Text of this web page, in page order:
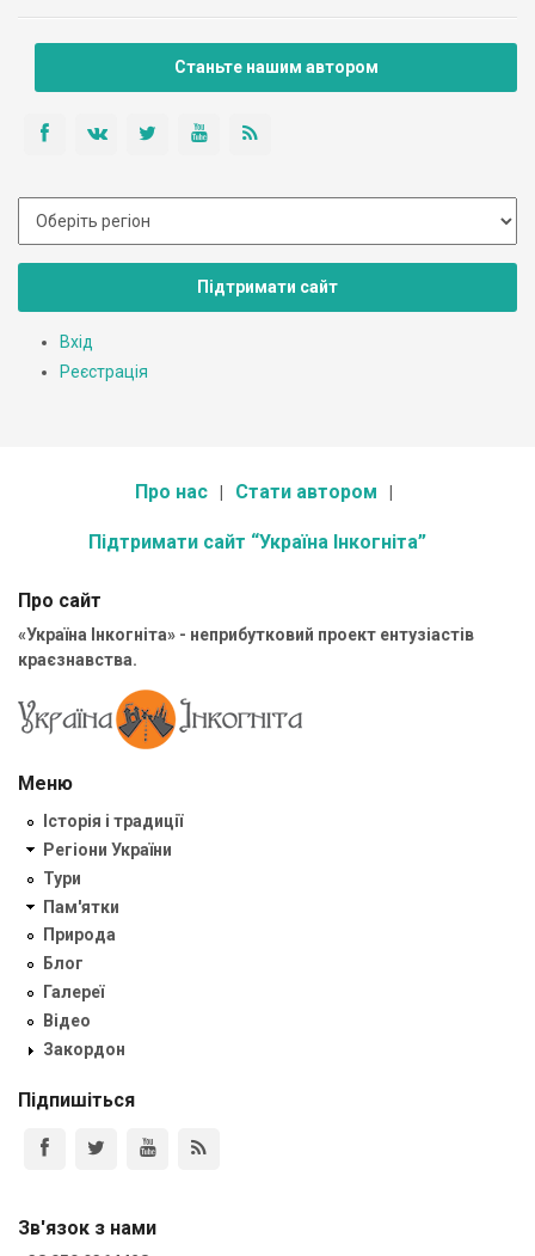
Станьте нашим автором
Підтримати сайт
Вхід
Реєстрація
Про нас Стати автором
Підтримати сайт “Україна Інкогніта”
Про сайт
«Україна Інкогніта» - неприбутковий проект ентузіастів
краєзнавства.
Меню
Історія і традиції
Регіони України
Тури
Пам'ятки
Природа
Блог
Галереї
Відео
Закордон
Підпишіться
Зв'язок з нами